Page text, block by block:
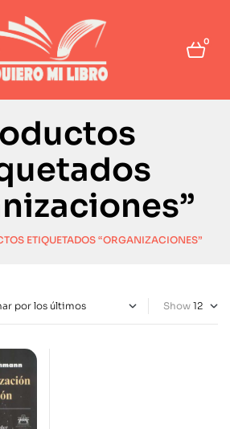
0
ETIQUETADOS “ORGANIZACIONES”
Show